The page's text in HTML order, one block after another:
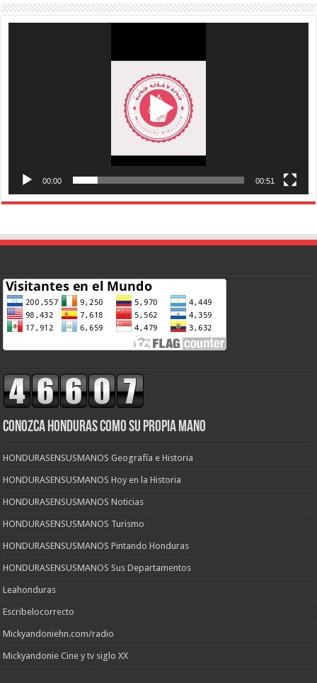
00:00 00:51
CONOZCA HONDURAS COMO SU PROPIA MANO
HONDURASENSUSMANOS Geografía e Historia
HONDURASENSUSMANOS Hoy en la Historia
HONDURASENSUSMANOS Noticias
HONDURASENSUSMANOS Turismo
HONDURASENSUSMANOS Pintando Honduras
HONDURASENSUSMANOS Sus Departamentos
Leahonduras
Escribelocorrecto
Mickyandoniehn.com/radio
Mickyandonie Cine y tv siglo XX